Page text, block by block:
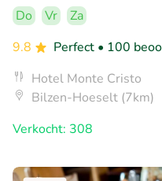
Do Vr
Za
9.8
Perfect • 100
Hotel Monte Cristo
Bilzen-Hoeselt (7km)
Verkocht: 308